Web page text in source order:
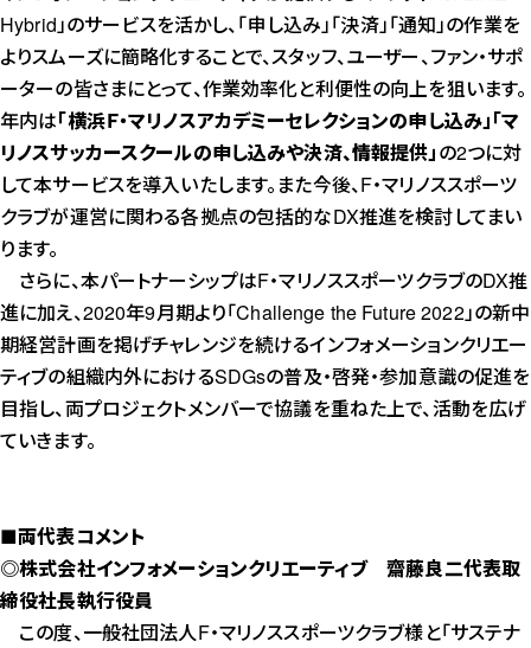
Hybrid」のサービスを活かし、「申し込み」「決済」「通知」の作業を
よりスムーズに簡略化することで、スタッフ、ユーザー、ファン・サポ
ーターの皆さまにとって、作業効率化と利便性の向上を狙います。
年内は「横浜Ｆ・マリノスアカデミーセレクションの申し込み」「マ
リノスサッカースクールの申し込みや決済、情報提供」の2つに対
して本サービスを導入いたします。また今後、F・マリノススポーツ
クラブが運営に関わる各拠点の包括的なDX推進を検討してまい
ります。
さらに、本パートナーシップはF・マリノススポーツクラブのDX推
進に加え、2020年9月期より「Challenge the Future 2022」の新中
期経営計画を掲げチャレンジを続けるインフォメーションクリエー
ティブの組織内外におけるSDGsの普及・啓発・参加意識の促進を
目指し、両プロジェクトメンバーで協議を重ねた上で、活動を広げ
ていきます。
■両代表コメント
◎株式会社インフォメーションクリエーティブ 齋藤良二代表取
締役社長執行役員
この度、一般社団法人F・マリノススポーツクラブ様と「サステナ